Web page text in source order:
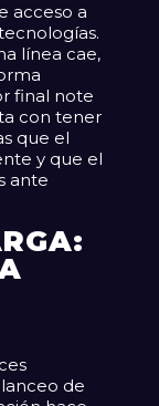
acceso a
línea cae,
final note
con tener
que el
y que el
ante
de